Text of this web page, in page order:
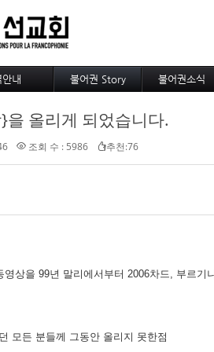
내
정기기도
불어권 Story
방주지
공지사항
불어권소식
아프리카소식
을 올리게 되었습니다.
조회 수 : 5986 추천:76
상을 99년 말리에서부터 2006차드, 부르기
모든 분들께 그동안 올리지 못한점